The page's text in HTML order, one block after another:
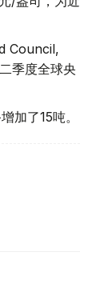
Council,
季度全球央
加了15吨。